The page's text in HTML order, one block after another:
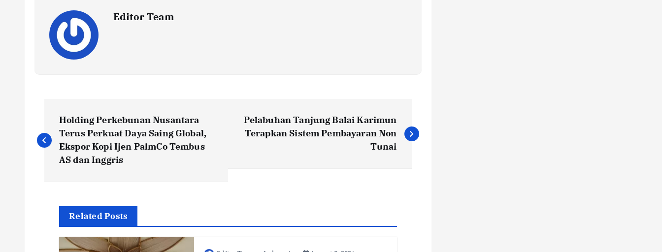
Editor Team
o
Holding Perkebunan Nusantara
Terus Perkuat Daya Saing Global,
Ekspor Kopi Ijen PalmCo Tembus
AS dan Inggris
Pelabuhan Tanjung Balai Karimun
Terapkan Sistem Pembayaran Non
Tunai
Related Posts